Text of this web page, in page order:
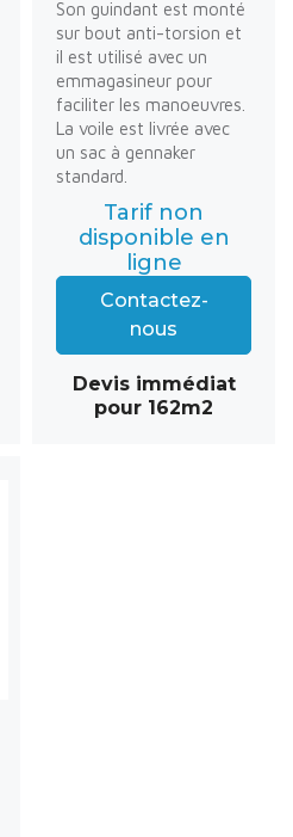
Son guindant est monté
sur bout anti-torsion et
il est utilisé avec un
emmagasineur pour
faciliter les manoeuvres.
La voile est livrée avec
un sac à gennaker
standard.
Tarif non
disponible en
ligne
Contactez-
nous
Devis immédiat
pour 162m2